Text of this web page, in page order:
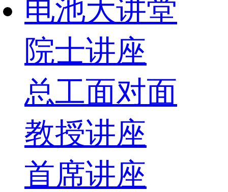
电池大讲堂
院士讲座
总工面对面
教授讲座
首席讲座